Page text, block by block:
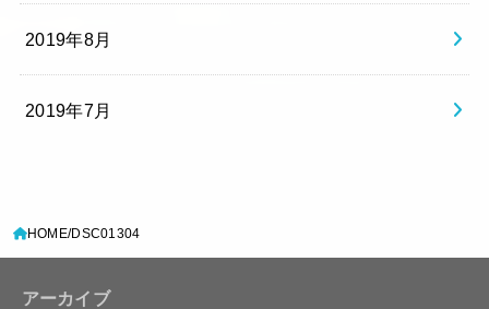
2019年8月
2019年7月
HOME DSC01304
アーカイブ